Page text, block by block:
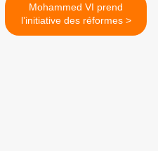
Mohammed VI prend
l’initiative des réformes >